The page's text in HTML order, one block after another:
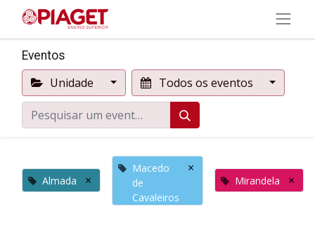
Eventos
Unidade Todos os eventos
Almada ×
Macedo
de
Cavaleiros
×
Mirandela ×